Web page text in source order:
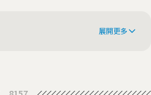
展開更多